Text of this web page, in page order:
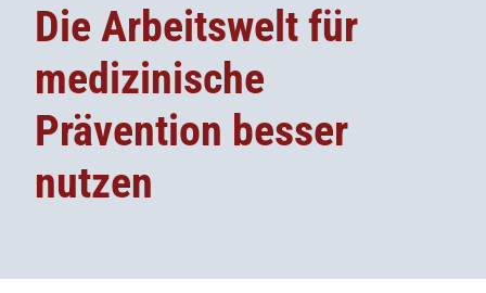
Die Arbeitswelt für
medizinische
Prävention besser
nutzen